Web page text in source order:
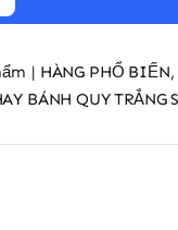
HÀNG PHỔ BIẾN
BÁNH QUY TRẮNG